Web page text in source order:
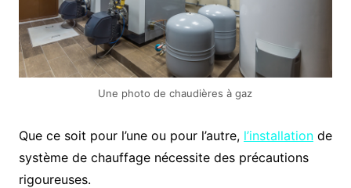
Une photo de chaudières à gaz
Que ce soit pour l’une ou pour l’autre, l’installationde
système de chauffage nécessite des précautions
rigoureuses.